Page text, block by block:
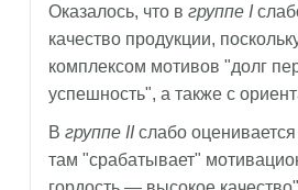
Оказалось, что в группе I
качество продукции,
комплексом мотивов "долг
успешность", а также с
В группе IIслабо
там "срабатывает"